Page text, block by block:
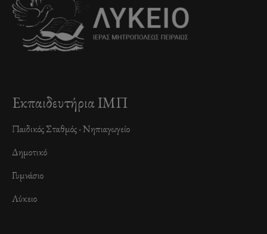
Εκπαιδευτήρια ΙΜΠ
Παιδικός Σταθμός - Νηπιαγωγείο
Δημοτικό
Γυμνάσιο
Λύκειο